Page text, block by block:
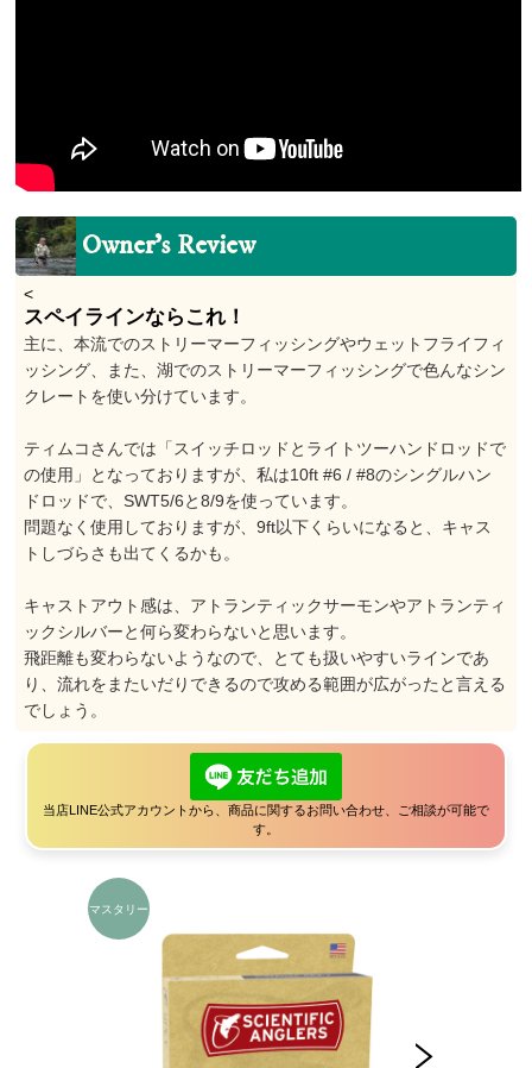
Owner’s Review
<
スペイラインならこれ！
主に、本流でのストリーマーフィッシングやウェットフライフィ
ッシング、また、湖でのストリーマーフィッシングで色んなシン
クレートを使い分けています。
ティムコさんでは「スイッチロッドとライトツーハンドロッドで
の使用」となっておりますが、私は10ft #6 / #8のシングルハン
ドロッドで、SWT5/6と8/9を使っています。
問題なく使用しておりますが、9ft以下くらいになると、キャス
トしづらさも出てくるかも。
キャストアウト感は、アトランティックサーモンやアトランティ
ックシルバーと何ら変わらないと思います。
飛距離も変わらないようなので、とても扱いやすいラインであ
り、流れをまたいだりできるので攻める範囲が広がったと言える
でしょう。
当店LINE公式アカウントから、商品に関するお問い合わせ、ご相談が可能で
す。